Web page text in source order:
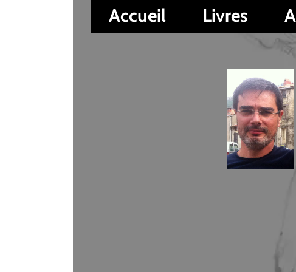
Livres Auteurs